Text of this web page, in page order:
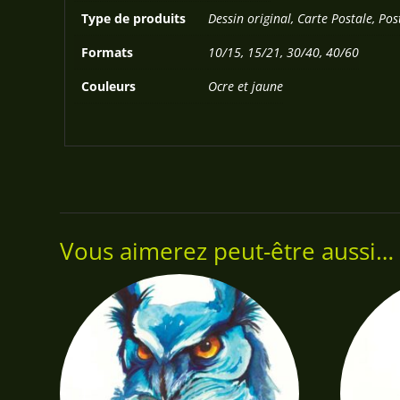
Type de produits
Dessin original, Carte Postale,
Formats
10/15, 15/21, 30/40, 40/60
Couleurs
Ocre et jaune
Vous aimerez peut-être aussi…